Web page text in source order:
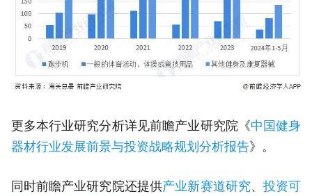
更多本行业研究分析详见前瞻产业研究院《中国健身
器材行业发展前景与投资战略规划分析报告》。
同时前瞻产业研究院还提供产业新赛道研究、投资可